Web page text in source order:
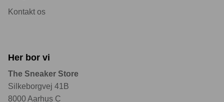
Kontakt os
Her bor vi
The Sneaker Store
Silkeborgvej 41B
8000 Aarhus C